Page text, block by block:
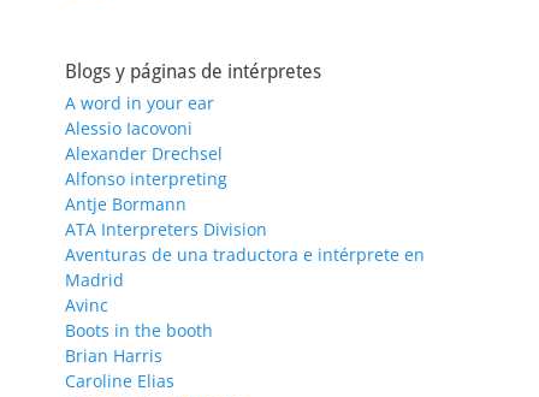
Blogs y páginas de intérpretes
A word in your ear
Alessio Iacovoni
Alexander Drechsel
Alfonso interpreting
Antje Bormann
ATA Interpreters Division
Aventuras de una traductora e intérprete en
Madrid
Avinc
Boots in the booth
Brian Harris
Caroline Elias